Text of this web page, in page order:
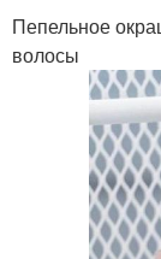
Пепельное
волосы